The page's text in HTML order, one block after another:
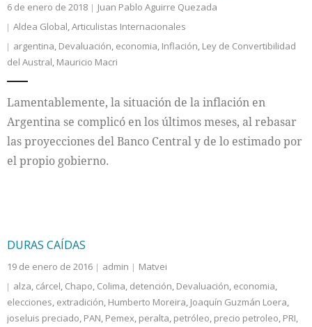
6 de enero de 2018
Juan Pablo Aguirre Quezada
Aldea Global,Articulistas Internacionales
argentina, Devaluación, economia, Inflación, Ley de Convertibilidad
del Austral, Mauricio Macri
Lamentablemente, la situación de la inflación en
Argentina se complicó en los últimos meses, al rebasar
las proyecciones del Banco Central y de lo estimado por
el propio gobierno.
DURAS CAÍDAS
19 de enero de 2016 admin
Matvei
alza, cárcel, Chapo, Colima, detención, Devaluación, economia,
elecciones, extradición, Humberto Moreira, Joaquín Guzmán Loera,
joseluis preciado, PAN, Pemex, peralta, petróleo, precio petroleo, PRI,